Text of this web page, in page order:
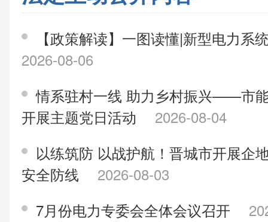
【政策解读】一图读懂|新型电力系
2026-08-06
情系驻村一线 助力乡村振兴——市
开展主题党日活动
2026-08-04
以练筑防 以战护航！晋城市开展企
安全防线
2026-08-03
7月份电力专委会全体会议召开